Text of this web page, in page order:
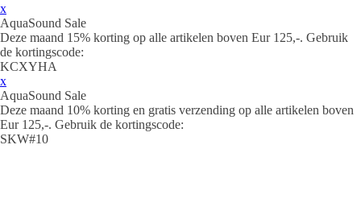
x
AquaSound Sale
Deze maand 15% korting op alle artikelen boven Eur 125,-. Gebruik
de kortingscode:
KCXYHA
x
AquaSound Sale
Deze maand 10% korting en gratis verzending op alle artikelen boven
Eur 125,-. Gebruik de kortingscode:
SKW#10